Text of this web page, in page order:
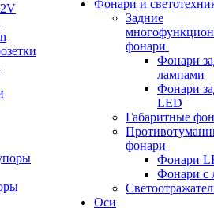
Фонари и
Задние
фонари
Фонари
лампами
Фонари
LED
Габаритные
фонари
Фонари
Фонари с
Оси